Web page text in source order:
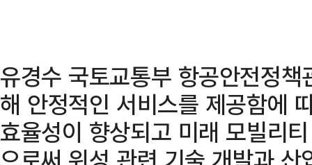
유경수 국토교통부 항공안전정
해 안정적인 서비스를 제공함에
효율성이 향상되고 미래 모빌리